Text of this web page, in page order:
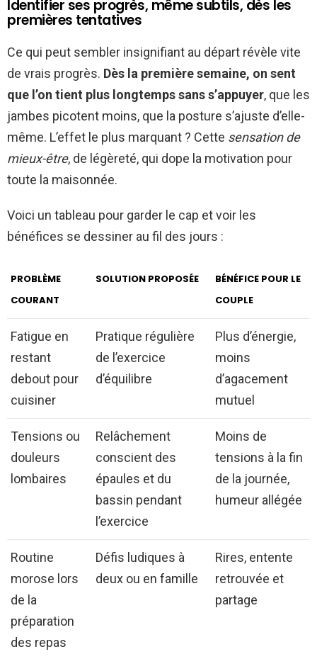
Identifier ses progrès, même subtils, dès les
premières tentatives
Ce qui peut sembler insignifiant au départ révèle vite
de vrais progrès. Dès la première semaine, on sent
que l’on tient plus longtemps sans s’appuyer, que les
jambes picotent moins, que la posture s’ajuste d’elle-
même. L’effet le plus marquant ? Cette sensation de
mieux-être, de légèreté, qui dope la motivation pour
toute la maisonnée.
Voici un tableau pour garder le cap et voir les
bénéfices se dessiner au fil des jours :
PROBLÈME
COURANT
SOLUTION PROPOSÉE
BÉNÉFICE POUR LE
COUPLE
Fatigue en
restant
debout pour
cuisiner
Pratique régulière
de l’exercice
d’équilibre
Plus d’énergie,
moins
d’agacement
mutuel
Tensions ou
douleurs
lombaires
Relâchement
conscient des
épaules et du
bassin pendant
l’exercice
Moins de
tensions à la fin
de la journée,
humeur allégée
Routine
morose lors
de la
préparation
des repas
Défis ludiques à
deux ou en famille
Rires, entente
retrouvée et
partage